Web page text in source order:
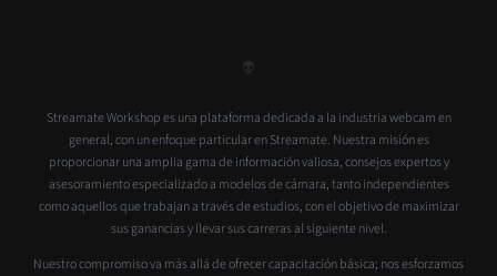
Streamate Workshop es una plataforma dedicada a la industria webcam en
general, con un enfoque particular en Streamate. Nuestra misión es
proporcionar una amplia gama de información valiosa, consejos expertos y
asesoramiento especializado a modelos de cámara, tanto independientes
como aquellos que trabajan a través de estudios, con el objetivo de maximizar
sus ganancias y llevar sus carreras al siguiente nivel.
Nuestro compromiso va más allá de ofrecer capacitación básica; nos esforzamos